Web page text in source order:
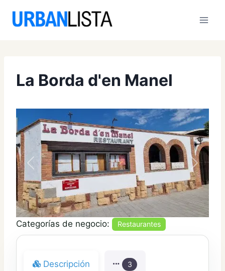
La Borda d'en Manel
Anterior
Categorías de negocio: Restaurantes
Descripción 3